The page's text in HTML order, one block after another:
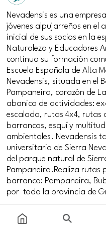
Nevadensis es una
jóvenes alpujarreños en el
inicial de sus socios en la
Naturaleza y Educadores
continua su formación
Escuela Española de Alta
Nevadensis, situada en el
Pampaneira, corazón de
abanico de actividades:
escalada, rutas 4x4, rutas
barrancos, esquí y
ambientales. Nevadensis
universitario de Sierra
del parque natural de
Pampaneira.Realiza rutas
barranco: Pampaneira,
por toda la provincia de
#familias #jovenes